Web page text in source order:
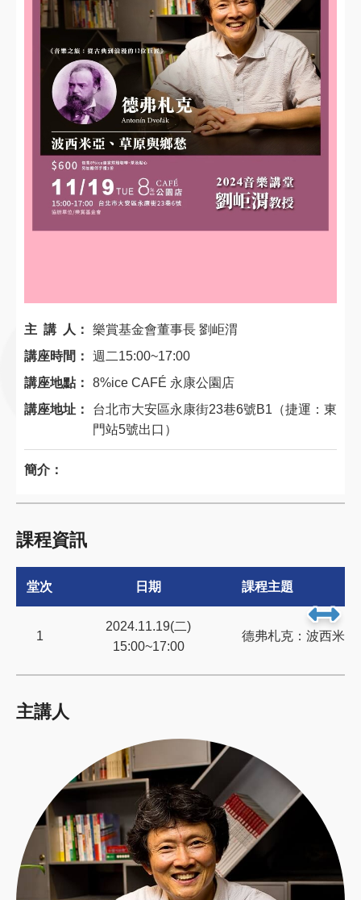
主 講 人：
樂賞基金會董事長 劉岠渭
講座時間：
週二15:00~17:00
講座地點：
8%ice CAFÉ 永康公園店
講座地址：
台北市大安區永康街23巷6號B1（捷運：東
門站5號出口）
簡介：
課程資訊
堂次 日期 課程主題
1
2024.11.19(二)
15:00~17:00
德弗札克：波西米
主講人